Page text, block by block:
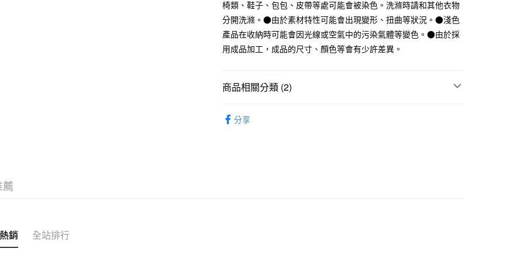
每筆NT$65，滿NT$1,000(含以上)免運費
7-11取貨付款
每筆NT$65，滿NT$1,000(含以上)免運費
每筆NT$65，滿NT$1,000(含以上)免運費
宅配
每筆NT$150，滿NT$2,000(含以上)免運費
椅類、鞋子、包包、皮帶等處可能會被染色。洗滌時請和其他衣物
分開洗滌。●由於素材特性可能會出現變形、扭曲等狀況。●淺色
產品在收納時可能會因光線或空氣中的污染氣體等變色。●由於採
用成品加工，成品的尺寸、顏色等會有少許差異。
商品相關分類 (2)
分享
銷 全站排行